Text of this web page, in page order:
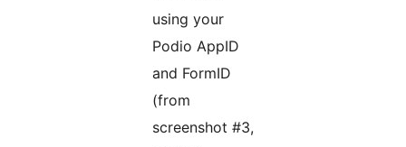
using your
Podio AppID
and FormID
(from
screenshot #3,